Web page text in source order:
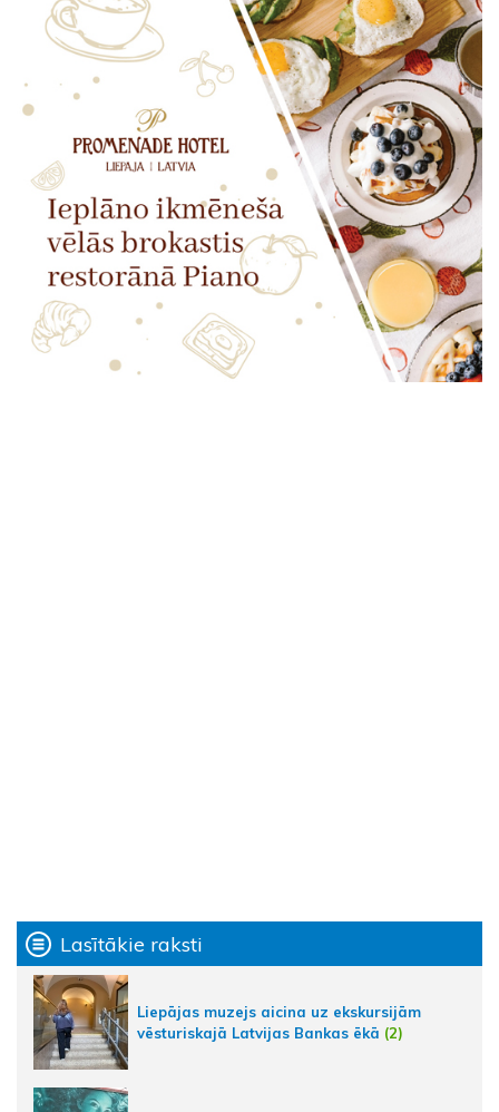
Lasītākie raksti
Liepājas muzejs aicina uz ekskursijām
vēsturiskajā Latvijas Bankas ēkā (2)